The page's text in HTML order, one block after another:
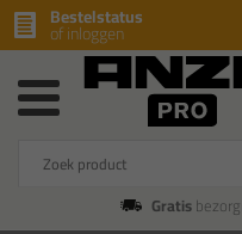
Bestelstatus
of inloggen
Gratis